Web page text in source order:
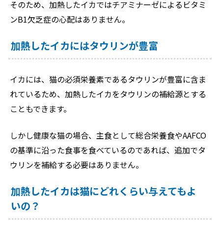
そのため、加熱したイカではチアミナーゼによるビタミ
ンB1欠乏症の心配はありません。
加熱したイカにはタウリンが豊富
イカには、猫の必須栄養素であるタウリンが豊富に含ま
れているため、加熱したイカをタウリンの補給源とする
こともできます。
しかし健康な猫の場合、主食として総合栄養食やAAFCO
の基準に沿った食事を食べているのであれば、追加でタ
ウリンを補給する必要はありません。
加熱したイカは猫にどれくらい与えてもよ
いの？